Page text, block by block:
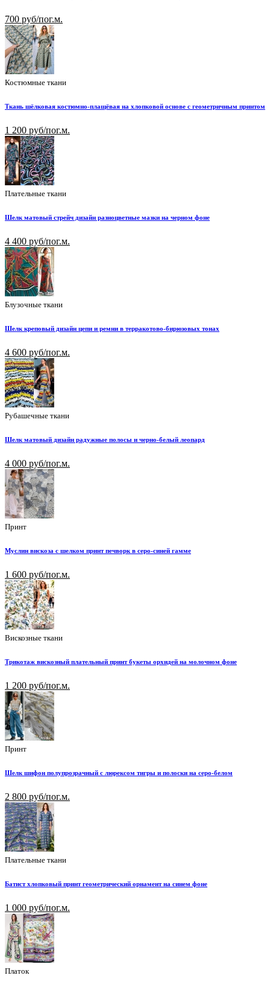
700 руб/пог.м.
Костюмные ткани
Ткань шёлковая костюмно-плащёвая на хлопковой основе с геометричным принтом
1 200 руб/пог.м.
Плательные ткани
Шелк матовый стрейч дизайн разноцветные мазки на черном фоне
4 400 руб/пог.м.
Блузочные ткани
Шелк креповый дизайн цепи и ремни в терракотово-бирюзовых тонах
4 600 руб/пог.м.
Рубашечные ткани
Шелк матовый дизайн радужные полосы и черно-белый леопард
4 000 руб/пог.м.
Принт
Муслин вискоза с шелком принт печворк в серо-синей гамме
1 600 руб/пог.м.
Вискозные ткани
Трикотаж вискозный плательный принт букеты орхидей на молочном фоне
1 200 руб/пог.м.
Принт
Шелк шифон полупрозрачный с люрексом тигры и полоски на серо-белом
2 800 руб/пог.м.
Плательные ткани
Батист хлопковый принт геометрический орнамент на синем фоне
1 000 руб/пог.м.
Платок